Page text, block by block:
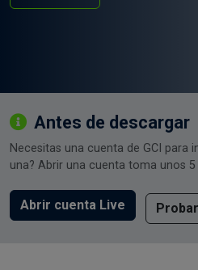
Antes de descargar
Necesitas una cuenta de GCI para
una? Abrir una cuenta toma unos
Abrir cuenta Live